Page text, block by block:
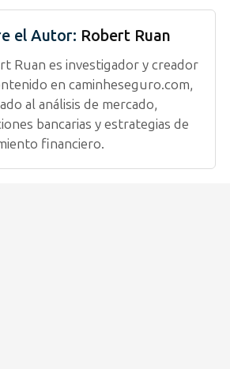
el Autor: Robert Ruan
Ruan es investigador y creador
en caminheseguro.com,
al análisis de mercado,
bancarias y estrategias de
financiero.